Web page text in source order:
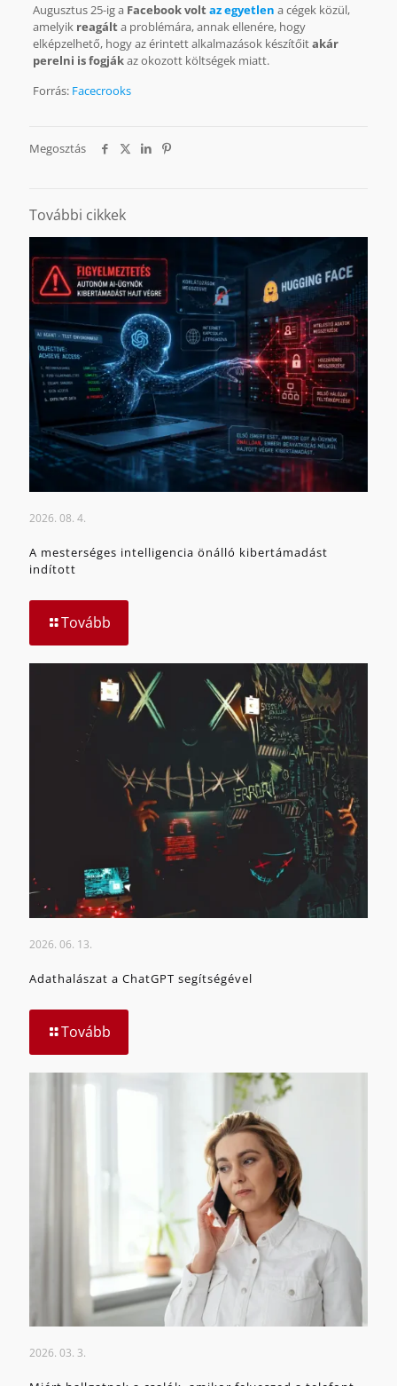
Augusztus 25-ig a Facebook voltaz egyetlen a cégek közül,
amelyikreagálta problémára, annak ellenére, hogy
elképzelhető, hogy az érintett alkalmazások készítőitakár
perelni is fogjákaz okozott költségek miatt.
Forrás: Facecrooks
Megosztás
További cikkek
2026. 08. 4.
A mesterséges intelligencia önálló kibertámadást
indított
Tovább
2026. 06. 13.
Adathalászat a ChatGPT segítségével
Tovább
2026. 03. 3.